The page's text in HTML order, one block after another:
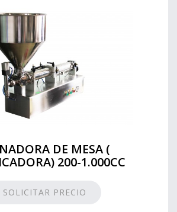
DE MESA (
200-1.000CC
SOLICITAR PRECIO